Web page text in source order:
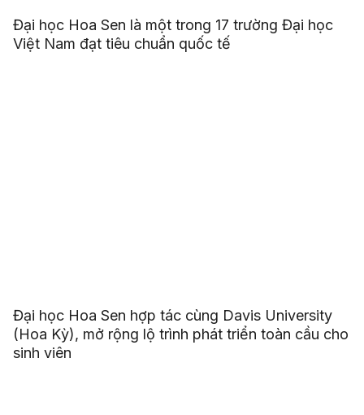
Đại học Hoa Sen là một trong 17 trường Đại học
Việt Nam đạt tiêu chuẩn quốc tế
Đại học Hoa Sen hợp tác cùng Davis University
(Hoa Kỳ), mở rộng lộ trình phát triển toàn cầu cho
sinh viên